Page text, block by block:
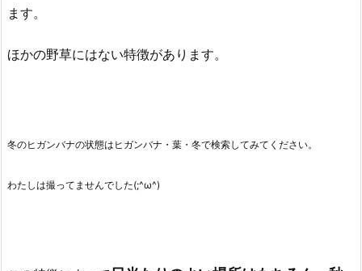
ます。
ほかの野草にはない特徴があります。
冬のヒガンバナの状態はヒガンバナ・葉・冬で検索してみてください。
わたしは撮ってませんでした(;^ω^)